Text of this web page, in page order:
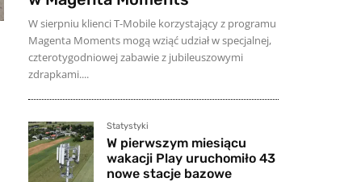
W sierpniu klienci T-Mobile korzystający z programu
Magenta Moments mogą wziąć udział w specjalnej,
czterotygodniowej zabawie z jubileuszowymi
zdrapkami....
Statystyki
W pierwszym miesiącu
wakacji Play uruchomiło 43
nowe stacje bazowe